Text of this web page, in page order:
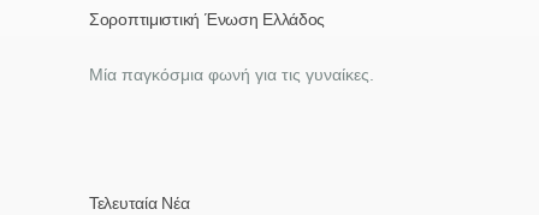
Σοροπτιμιστική Ένωση Ελλάδος
Μία παγκόσμια φωνή για τις γυναίκες.
Τελευταία Νέα